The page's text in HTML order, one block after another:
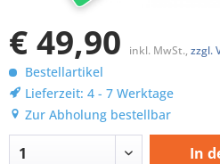
€ 49,90 inkl. MwSt., zzgl.
Bestellartikel
Lieferzeit: 4 - 7 Werktage
Zur Abholung bestellbar
In